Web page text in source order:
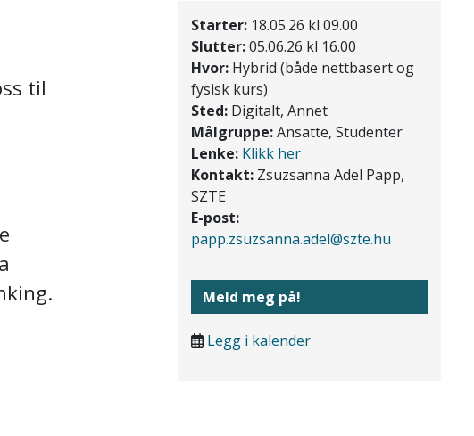
til
Starter:18.05.26 kl 09.00
Slutter:05.06.26 kl 16.00
Hvor:Hybrid (både nettbasert og
fysisk kurs)
Sted:Digitalt, Annet
Målgruppe:Ansatte, Studenter
Lenke: Klikk her
Kontakt:Zsuzsanna Adel Papp,
SZTE
E-post:
papp.zsuzsanna.adel@szte.hu
Meld meg på!
Legg i kalender